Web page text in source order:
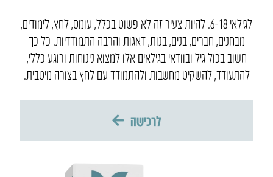
לגילאי 6-18. להיות צעיר זה לא פשוט בכלל, עומס, לחץ, לימודים,
מבחנים, חברים, בנים, בנות, דאגות והרבה התמודדיות. כל כך
חשוב בכול גיל ובוודאי בגילאים אלו למצוא נינוחות ורוגע כללי,
להתעודד, להשקיט מחשבות ולהתמודד עם לחץ בצורה מיטבית.
לרכישה